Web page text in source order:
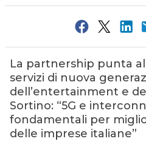
La partnership punta
servizi di nuova
dell’entertainment e
Sortino: “5G e
fondamentali per
delle imprese italiane”